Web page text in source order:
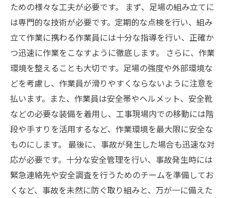
ための様々な工夫が必要です。 まず、足場の組み立てに
は専門的な技術が必要です。定期的な点検を行い、組み
立て作業に携わる作業員には十分な指導を行い、正確か
つ迅速に作業をこなすように徹底します。 さらに、作業
環境を整えることも大切です。足場の強度や外部環境な
どを考慮し、作業員が滑りやすくならないように注意を
払います。また、作業員は安全帯やヘルメット、安全靴
などの必要な装備を着用し、工事現場内での移動には階
段や手すりを活用するなど、作業環境を最大限に安全な
ものにします。 最後に、事故が発生した場合も迅速な対
応が必要です。十分な安全管理を行い、事故発生時には
緊急連絡先や安全調査を行うためのチームを準備してお
くなど、事故を未然に防ぐ取り組みと、万が一に備えた